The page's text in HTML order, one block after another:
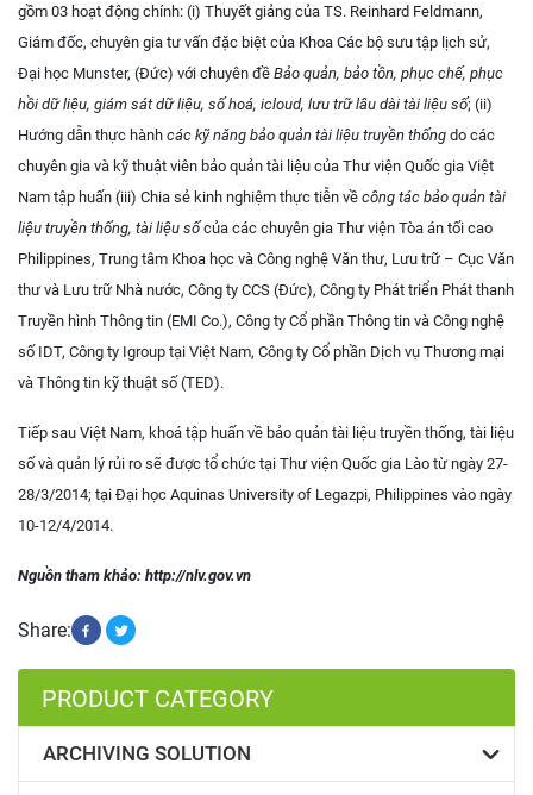
gồm 03 hoạt động chính: (i) Thuyết giảng của TS. Reinhard Feldmann,
Giám đốc, chuyên gia tư vấn đặc biệt của Khoa Các bộ sưu tập lịch sử,
Đại học Munster, (Đức) với chuyên đề Bảo quản, bảo tồn, phục chế, phục
hồi dữ liệu, giám sát dữ liệu, số hoá, icloud, lưu trữ lâu dài tài liệu số; (ii)
Hướng dẫn thực hành các kỹ năng bảo quản tài liệu truyền thống do các
chuyên gia và kỹ thuật viên bảo quản tài liệu của Thư viện Quốc gia Việt
Nam tập huấn (iii) Chia sẻ kinh nghiệm thực tiễn về công tác bảo quản tài
liệu truyền thống, tài liệu sốcủa các chuyên gia Thư viện Tòa án tối cao
Philippines, Trung tâm Khoa học và Công nghệ Văn thư, Lưu trữ – Cục Văn
thư và Lưu trữ Nhà nước, Công ty CCS (Đức), Công ty Phát triển Phát thanh
Truyền hình Thông tin (EMI Co.), Công ty Cổ phần Thông tin và Công nghệ
số IDT, Công ty Igroup tại Việt Nam, Công ty Cổ phần Dịch vụ Thương mại
và Thông tin kỹ thuật số (TED).
Tiếp sau Việt Nam, khoá tập huấn về bảo quản tài liệu truyền thống, tài liệu
số và quản lý rủi ro sẽ được tổ chức tại Thư viện Quốc gia Lào từ ngày 27-
28/3/2014; tại Đại học Aquinas University of Legazpi, Philippines vào ngày
10-12/4/2014.
Nguồn tham khảo: http://nlv.gov.vn
Share:
PRODUCT CATEGORY
ARCHIVING SOLUTION